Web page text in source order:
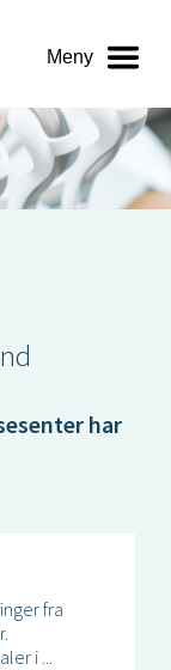
Meny
har
fra
i ...